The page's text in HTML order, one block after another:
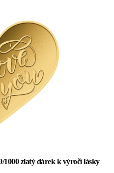
1000 zlatý dárek k výročí lásky